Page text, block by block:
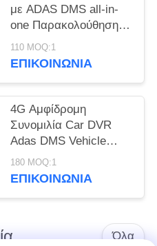
με ADAS DMS all-in-
one Παρακολούθηση
στάθμευσης για τη
διαχείριση στόλου
110 MOQ:1
ΕΠΙΚΟΙΝΩΝΊΑ
4G Αμφίδρομη
Συνομιλία Car DVR
Adas DMS Vehicle
Mdvr Μαύρο Κουτί
180 MOQ:1
ΕΠΙΚΟΙΝΩΝΊΑ
Όλα